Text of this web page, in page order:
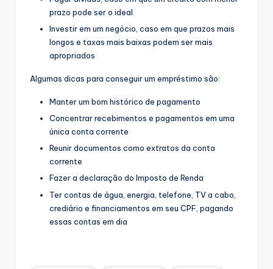
prazo pode ser o ideal
Investir em um negócio, caso em que prazos mais
longos e taxas mais baixas podem ser mais
apropriados
Algumas dicas para conseguir um empréstimo são:
Manter um bom histórico de pagamento
Concentrar recebimentos e pagamentos em uma
única conta corrente
Reunir documentos como extratos da conta
corrente
Fazer a declaração do Imposto de Renda
Ter contas de água, energia, telefone, TV a cabo,
crediário e financiamentos em seu CPF, pagando
essas contas em dia